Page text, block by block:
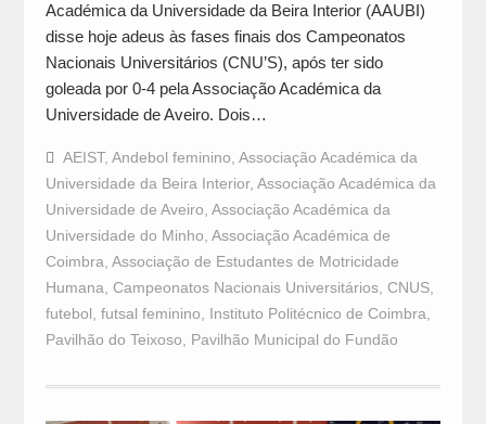
Académica da Universidade da Beira Interior (AAUBI)
disse hoje adeus às fases finais dos Campeonatos
Nacionais Universitários (CNU’S), após ter sido
goleada por 0-4 pela Associação Académica da
Universidade de Aveiro. Dois…
AEIST, Andebol feminino Associação Académica da
Universidade da Beira Interior, Associação Académica da
Universidade de Aveiro Associação Académica da
Universidade do Minho Associação Académica de
Coimbra Associação de Estudantes de Motricidade
Humana Campeonatos Nacionais Universitários, CNUS,
futebol futsal feminino Instituto Politécnico de Coimbra
Pavilhão do Teixoso
Pavilhão Municipal do Fundão